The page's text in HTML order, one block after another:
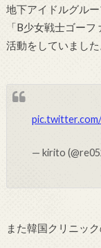
地下アイドルグル
「B少女戦士ゴー
活動をしていました
— kirito
また韓国クリニッ